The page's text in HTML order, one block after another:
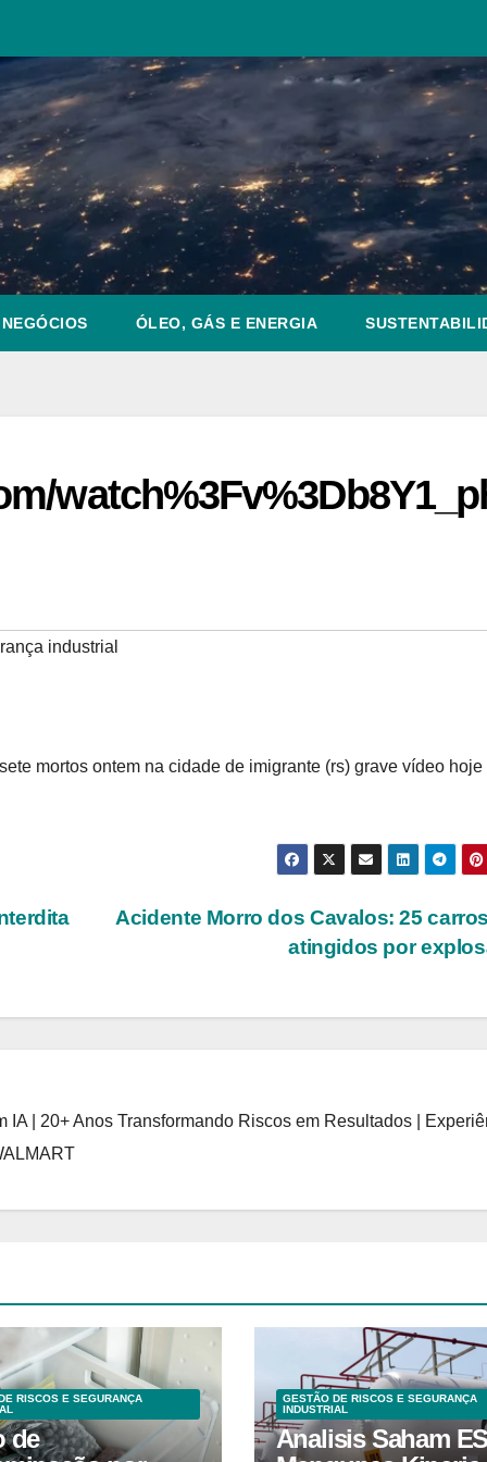
NEGÓCIOS ÓLEO, GÁS E ENERGIA
industrial
mortos ontem na cidade de imigrante (rs) grave vídeo hoje
Acidente Morro dos Cavalos: 25
atingidos por
| 20+ Anos Transformando Riscos em Resultados |
RISCOS E SEGURANÇA
de
GESTÃO DE RISCOS E SEGURANÇA
INDUSTRIAL
Analisis Saham